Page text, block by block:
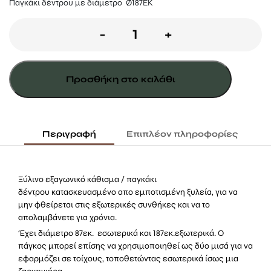
Παγκάκι δέντρου με διάμετρο Ø187ΕΚ
-
Παγάκι
Ø187εκ
ποσότητα
+
Προσθήκη στο καλάθι
Περιγραφή Επιπλέον πληροφορίες
Ξύλινο εξαγωνικό κάθισμα / παγκάκι
δέντρου κατασκευασμένο απο εμποτισμένη ξυλεία, για να
μην φθείρεται στις εξωτερικές συνθήκες και να το
απολαμβάνετε για χρόνια.
Έχει διάμετρο 87εκ. εσωτερικά και 187εκ.εξωτερικά. Ο
πάγκος μπορεί επίσης να χρησιμοποιηθεί ως δύο μισά για να
εφαρμόζει σε τοίχους, τοποθετώντας εσωτερικά ίσως μια